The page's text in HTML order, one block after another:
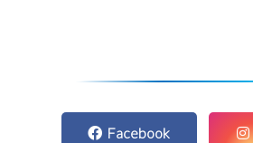
Facebook